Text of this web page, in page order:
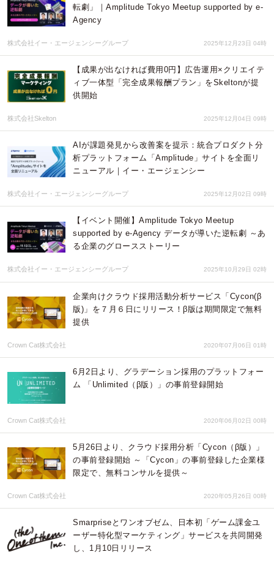
転劇」｜Amplitude Tokyo Meetup supported by e-
Agency
株式会社イー・エージェンシーグループ 2025年12月23日 04時
【成果が出なければ費用0円】広告運用×クリエイテ
ィブ一体型「完全成果報酬プラン」をSkeltonが提
供開始
株式会社Skelton 2025年12月04日 09時
AIが課題発見から改善案を提示：統合プロダクト分
析プラットフォーム「Amplitude」サイトを全面リ
ニューアル｜イー・エージェンシー
株式会社イー・エージェンシーグループ 2025年12月02日 09時
【イベント開催】Amplitude Tokyo Meetup
supported by e-Agency データが導いた逆転劇 ～あ
る企業のグロースストーリー
株式会社イー・エージェンシーグループ 2025年10月29日 02時
企業向けクラウド採用活動分析サービス「Cycon(β
版)」を７月６日にリリース！β版は期間限定で無料
提供
Crown Cat株式会社 2020年07月06日 01時
6月2日より、グラデーション採用のプラットフォー
ム 「Unlimited（β版）」の事前登録開始
Crown Cat株式会社 2020年06月02日 00時
5月26日より、クラウド採用分析「Cycon（β版）」
の事前登録開始 ～「Cycon」の事前登録した企業様
限定で、無料コンサルを提供～
Crown Cat株式会社 2020年05月26日 00時
Smarpriseとワンオブゼム、日本初「ゲーム課金ユ
ーザー特化型マーケティング」サービスを共同開発
し、1月10日リリース